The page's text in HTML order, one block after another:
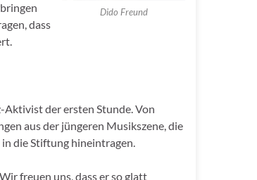
Dido Freund
dass
der ersten Stunde. Von
aus der jüngeren Musikszene, die
die Stiftung hineintragen.
freuen uns, dass er so glatt